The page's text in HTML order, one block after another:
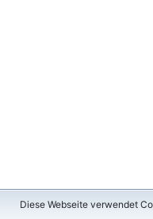
Diese Webseite verwendet